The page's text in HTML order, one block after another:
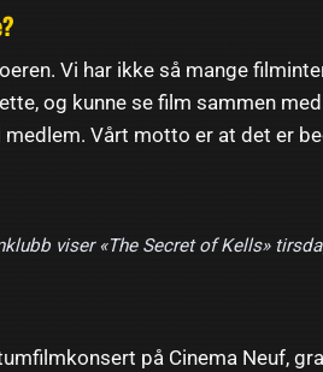
Vi har ikke så mange
og kunne se film sammen
Vårt motto er at det er
viser «The Secret of Kells»
på Cinema Neuf,